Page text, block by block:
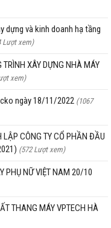
dựng và kinh doanh hạ tầng
Lượt xem)
XÂY DỰNG NHÀ MÁY
xem)
ngày 18/11/2022 (1067
CÔNG TY CỔ PHẦN ĐẦU
(572 Lượt xem)
PHỤ NỮ VIỆT NAM 20/10
THANG MÁY VPTECH HÀ